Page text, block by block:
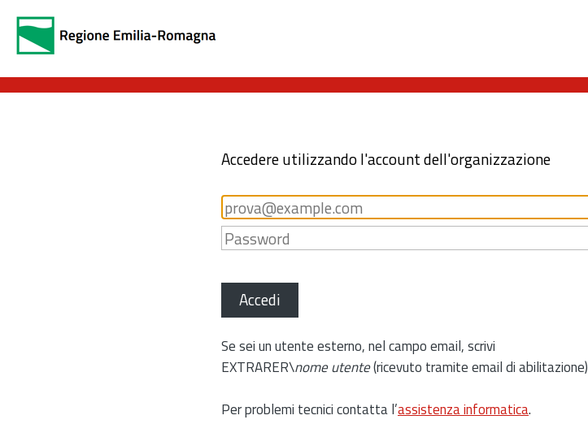
Accedere utilizzando l'account dell'organizzazione
Accedi
Se sei un utente esterno, nel campo email, scrivi
EXTRARER\nome utente(ricevuto tramite email di abilitazione)
Per problemi tecnici contatta l’assistenza informatica.